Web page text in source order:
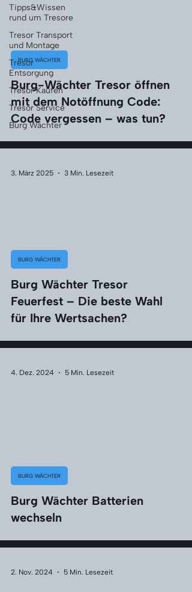
Tipps&Wissen
rund um Tresore
Tresor Transport
und Montage
Tresor
Entsorgung
Tresor Kaufen
Tresor Service
Burg Wächter
Burg-Wächter Tresor öffnen
mit dem Notöffnung Code:
Code vergessen – was tun?
BURG WÄCHTER
Burg Wächter Tresor
Feuerfest – Die beste Wahl
für Ihre Wertsachen?
BURG WÄCHTER
3. März 2025 3 Min. Lesezeit
Burg Wächter Batterien
wechseln
BURG WÄCHTER
4. Dez. 2024 5 Min. Lesezeit
2. Nov. 2024 5 Min. Lesezeit